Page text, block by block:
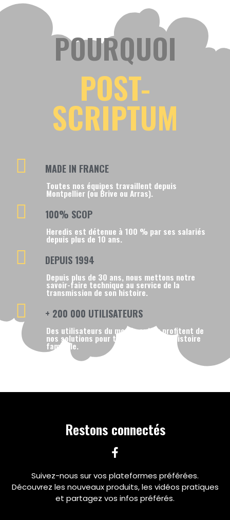
POURQUOI
POST-
SCRIPTUM
MADE IN FRANCE
Toutes nos équipes travaillent depuis
Montpellier (ou Brive ou Arras).
100% SCOP
Heredis est détenue à 100 % par ses salariés
depuis plus de 10 ans.
DEPUIS 1994
Depuis plus de 30 ans, nous mettons notre
savoir-faire technique au service de la
transmission de son histoire.
+ 200 000 UTILISATEURS
Des utilisateurs du monde entier profitent de
nos solutions pour transmettre leur histoire
familiale.
Restons connectés
Suivez-nous sur vos plateformes préférées.
Découvrez les nouveaux produits, les vidéos pratiques
et partagez vos infos préférés.